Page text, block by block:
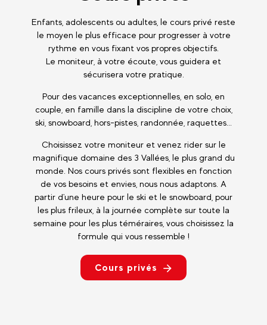
Enfants, adolescents ou adultes, le cours privé reste
le moyen le plus efficace pour progresser à votre
rythme en vous fixant vos propres objectifs.
Le moniteur, à votre écoute, vous guidera et
sécurisera votre pratique.
Pour des vacances exceptionnelles, en solo, en
couple, en famille dans la discipline de votre choix,
ski, snowboard, hors-pistes, randonnée, raquettes...
Choisissez votre moniteur et venez rider sur le
magnifique domaine des 3 Vallées, le plus grand du
monde. Nos cours privés sont flexibles en fonction
de vos besoins et envies, nous nous adaptons. A
partir d'une heure pour le ski et le snowboard, pour
les plus frileux, à la journée complète sur toute la
semaine pour les plus téméraires, vous choisissez la
formule qui vous ressemble !
Cours privés